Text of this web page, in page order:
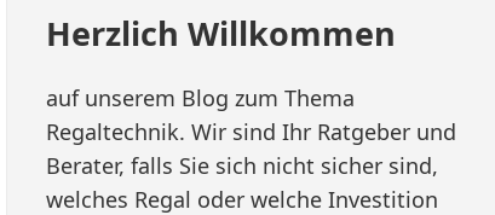
Herzlich Willkommen
auf unserem Blog zum Thema
Regaltechnik. Wir sind Ihr Ratgeber und
Berater, falls Sie sich nicht sicher sind,
welches Regal oder welche Investition